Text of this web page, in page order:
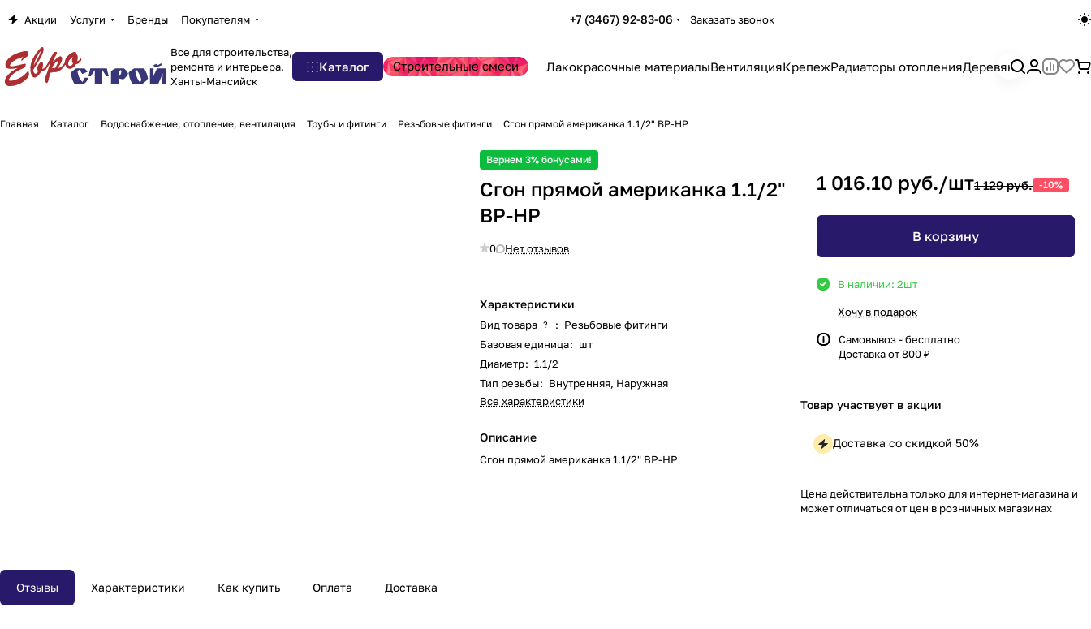
Акции Услуги Бренды Покупателям +7 (3467) 92-83-06 Заказать звонок
Все для строительства,
ремонта и интерьера.
Ханты-Мансийск
Каталог Строительные смеси Лакокрасочные материалыВентиляцияКрепежРадиаторы отопленияДеревянный
Главная Каталог Водоснабжение, отопление, вентиляция Трубы и фитинги Резьбовые фитинги Сгон прямой американка 1.1/2" ВР-НР
Вернем 3% бонусами!
Сгон прямой американка 1.1/2"
ВР-НР
0 Нет отзывов
Характеристики
Вид товара ? : Резьбовые фитинги
Базовая единица: шт
Диаметр: 1.1/2
Тип резьбы: Внутренняя, Наружная
Все характеристики
Описание
Сгон прямой американка 1.1/2" ВР-НР
1 016.10 руб./шт1 129 руб. -10%
В корзину
В наличии: 2шт
Хочу в подарок
Самовывоз - бесплатно
Доставка от 800 ₽
Товар участвует в акции
Доставка со скидкой 50%
Цена действительна только для интернет-магазина и
может отличаться от цен в розничных магазинах
Отзывы Характеристики Как купить Оплата Доставка